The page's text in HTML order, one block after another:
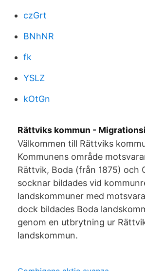
czGrt
BNhNR
fk
YSLZ
kOtGn
Rättviks kommun -
Välkommen till Rättviks
Kommunens område
Rättvik, Boda (från 1875) och
socknar bildades vid
landskommuner med
dock bildades Boda
genom en utbrytning ur
landskommun.